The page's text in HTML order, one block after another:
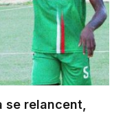
se relancent,